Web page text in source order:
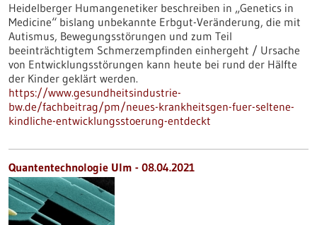
Heidelberger Humangenetiker beschreiben in „Genetics in
Medicine“ bislang unbekannte Erbgut-Veränderung, die mit
Autismus, Bewegungsstörungen und zum Teil
beeinträchtigtem Schmerzempfinden einhergeht / Ursache
von Entwicklungsstörungen kann heute bei rund der Hälfte
der Kinder geklärt werden.
https://www.gesundheitsindustrie-
bw.de/fachbeitrag/pm/neues-krankheitsgen-fuer-seltene-
kindliche-entwicklungsstoerung-entdeckt
Quantentechnologie Ulm - 08.04.2021